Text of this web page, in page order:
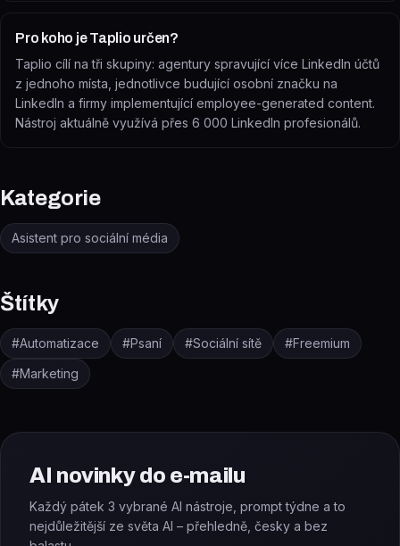
Pro koho je Taplio určen?
Taplio cílí na tři skupiny: agentury spravující více LinkedIn účtů
z jednoho místa, jednotlivce budující osobní značku na
LinkedIn a firmy implementující employee-generated content.
Nástroj aktuálně využívá přes 6 000 LinkedIn profesionálů.
Kategorie
Asistent pro sociální média
Štítky
#Automatizace #Psaní #Sociální sítě #Freemium
#Marketing
AI novinky do e-mailu
Každý pátek 3 vybrané AI nástroje, prompt týdne a to
nejdůležitější ze světa AI – přehledně, česky a bez